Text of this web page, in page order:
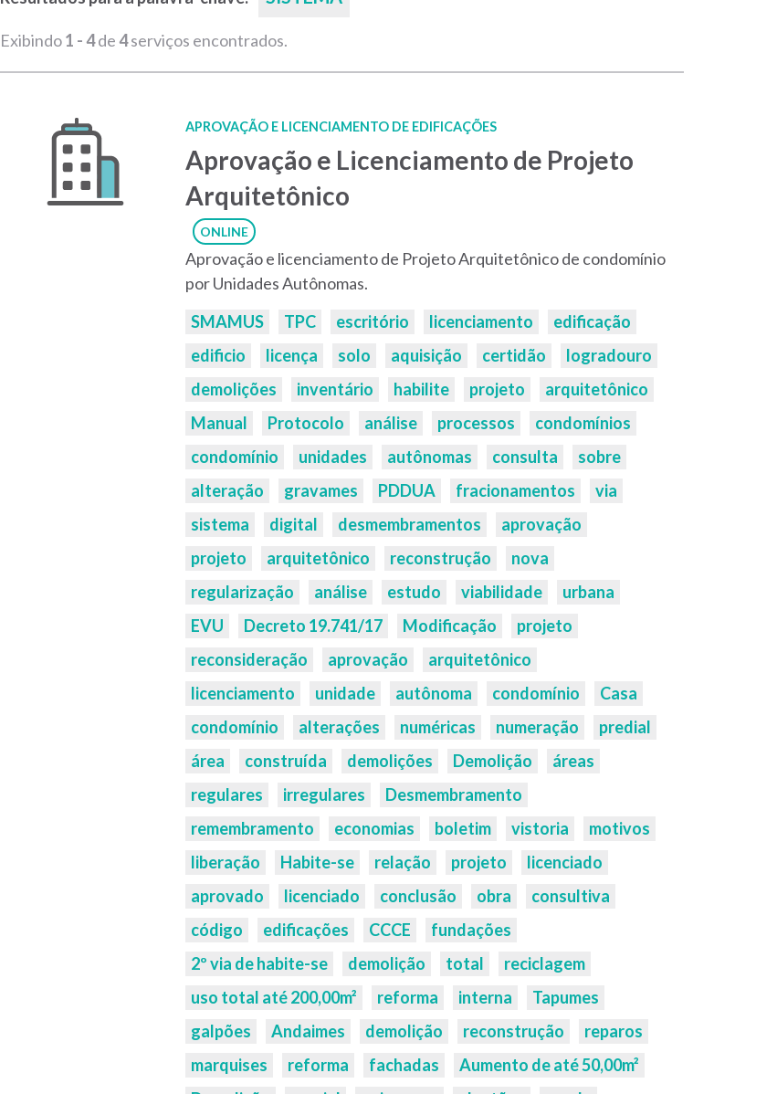
Exibindo1 - 4de4serviços encontrados.
APROVAÇÃO E LICENCIAMENTO DE EDIFICAÇÕES
Aprovação e Licenciamento de Projeto
Arquitetônico
ONLINE
Aprovação e licenciamento de Projeto Arquitetônico de condomínio
por Unidades Autônomas.
Palavras-
chaves:
SMAMUS TPC escritório licenciamento
edificação
edificio
licença solo aquisição certidão
logradouro
demolições
inventário habilite projeto
arquitetônico
Manual
Protocolo análise processos
condomínios
condomínio
unidades autônomas consulta
sobre
alteração
gravames PDDUA fracionamentos
via
sistema
digital desmembramentos
aprovação
projeto
arquitetônico reconstrução
nova
regularização
análise estudo viabilidade
urbana
EVU
Decreto 19.741/17 Modificação
projeto
reconsideração
aprovação
arquitetônico
licenciamento
unidade autônoma condomínio
Casa
condomínio
alterações numéricas numeração
predial
área
construída demolições Demolição
áreas
regulares
irregulares
Desmembramento
remembramento
economias boletim vistoria
motivos
liberação
Habite-se relação projeto
licenciado
aprovado
licenciado conclusão obra
consultiva
código
edificações CCCE
fundações
2º via de habite-se
demolição total
reciclagem
uso total até 200,00m²
reforma interna
Tapumes
galpões
Andaimes demolição reconstrução
reparos
marquises
reforma fachadas
Aumento de até 50,00m²